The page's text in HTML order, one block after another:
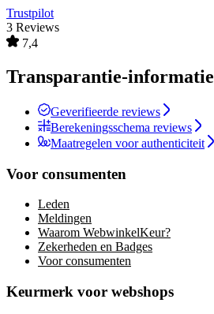
Trustpilot
3 Reviews
7,4
Transparantie-informatie
Geverifieerde reviews
Berekeningsschema reviews
Maatregelen voor authenticiteit
Voor consumenten
Leden
Meldingen
Waarom WebwinkelKeur?
Zekerheden en Badges
Voor consumenten
Keurmerk voor webshops